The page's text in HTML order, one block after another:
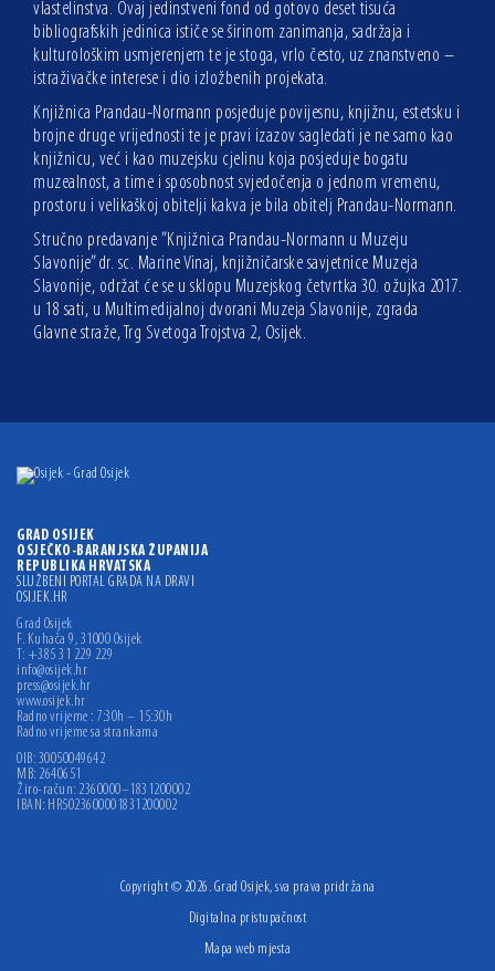
vlastelinstva. Ovaj jedinstveni fond od gotovo deset tisuća
bibliografskih jedinica ističe se širinom zanimanja, sadržaja i
kulturološkim usmjerenjem te je stoga, vrlo često, uz znanstveno –
istraživačke interese i dio izložbenih projekata.
Knjižnica Prandau-Normann posjeduje povijesnu, knjižnu, estetsku i
brojne druge vrijednosti te je pravi izazov sagledati je ne samo kao
knjižnicu, već i kao muzejsku cjelinu koja posjeduje bogatu
muzealnost, a time i sposobnost svjedočenja o jednom vremenu,
prostoru i velikaškoj obitelji kakva je bila obitelj Prandau-Normann.
Stručno predavanje ”Knjižnica Prandau-Normann u Muzeju
Slavonije” dr. sc. Marine Vinaj, knjižničarske savjetnice Muzeja
Slavonije, održat će se u sklopu Muzejskog četvrtka 30. ožujka 2017.
u 18 sati, u Multimedijalnoj dvorani Muzeja Slavonije, zgrada
Glavne straže, Trg Svetoga Trojstva 2, Osijek.
GRAD OSIJEK
OSJEČKO-BARANJSKA ŽUPANIJA
REPUBLIKA HRVATSKA
SLUŽBENI PORTAL GRADA NA DRAVI
OSIJEK.HR
Grad Osijek
F. Kuhača 9, 31000 Osijek
T: +385 31 229 229
info@osijek.hr
press@osijek.hr
www.osijek.hr
Radno vrijeme : 7:30h – 15:30h
Radno vrijeme sa strankama
OIB: 30050049642
MB: 2640651
Žiro-račun: 2360000–1831200002
IBAN: HR5023600001831200002
Copyright © 2026. Grad Osijek, sva prava pridržana
Digitalna pristupačnost
Mapa web mjesta